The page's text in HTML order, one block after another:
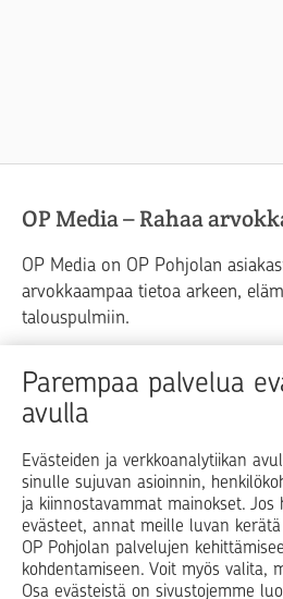
Parempaa palvelua
avulla
Evästeiden ja verkkoanalytiikan
sinulle sujuvan asioinnin,
ja kiinnostavammat mainokset. Jos
evästeet, annat meille luvan
OP Pohjolan palvelujen
kohdentamiseen. Voit myös valita,
Osa evästeistä on sivustojemme
OP Media – Rahaa
OP Media on OP Pohjolan
arvokkaampaa tietoa arkeen,
talouspulmiin.
Raha Elämä
Blogit ja puheenvuorot
Op.fi OP Koti
Facebook
X LinkedInInstagram